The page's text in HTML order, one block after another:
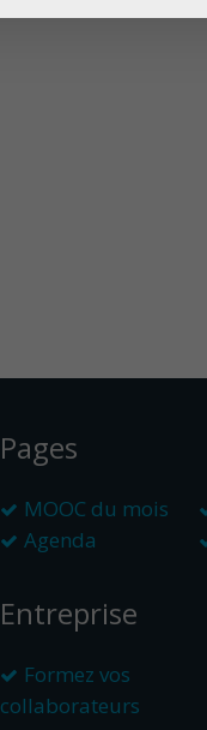
Pages
MOOC du mois
Agenda
Entreprise
Formez vos
collaborateurs